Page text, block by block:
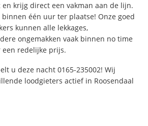
en krijg direct een vakman aan de lijn.
één uur ter plaatse! Onze goed
kunnen alle lekkages,
ongemakken vaak binnen no time
een redelijke prijs.
u deze nacht 0165-235002! Wij
loodgieters actief in Roosendaal